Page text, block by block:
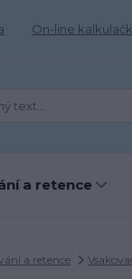
On-line
a retence
a retence